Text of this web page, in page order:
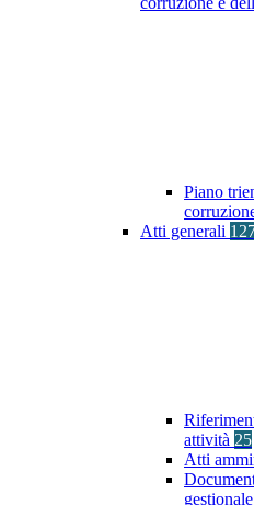
Piano
Atti generali
attività 25
Atti
gestionale